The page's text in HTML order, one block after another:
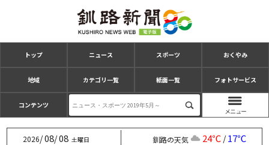
トップ ニュース スポーツ おくやみ
地域 カテゴリ一覧 紙面一覧 フォトサービス
コンテンツ
2026/08/08 土曜日 釧路の天気 24℃/17℃